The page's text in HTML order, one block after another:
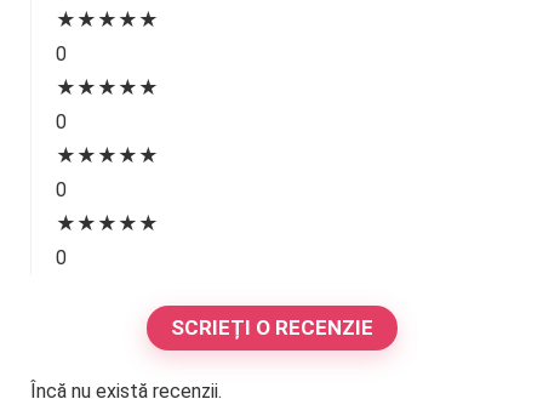
★ ★ ★ ★ ★
0
★ ★ ★ ★ ★
0
★ ★ ★ ★ ★
0
★ ★ ★ ★ ★
0
SCRIEȚI O RECENZIE
Încă nu există recenzii.